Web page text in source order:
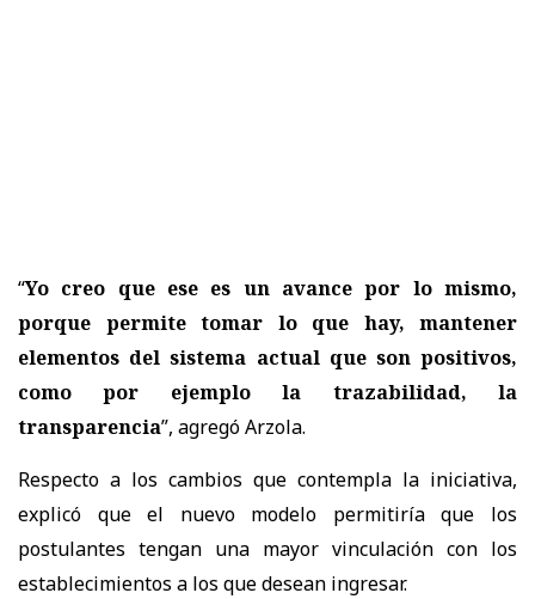
“Yo creo que ese es un avance por lo mismo,
porque permite tomar lo que hay, mantener
elementos del sistema actual que son positivos,
como por ejemplo la trazabilidad, la
transparencia”, agregó Arzola.
Respecto a los cambios que contempla la iniciativa,
explicó que el nuevo modelo permitiría que los
postulantes tengan una mayor vinculación con los
establecimientos a los que desean ingresar.